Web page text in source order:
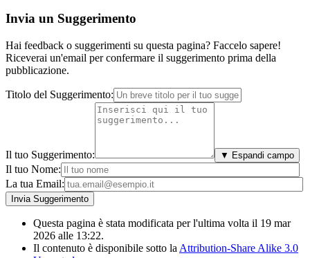
Invia un Suggerimento
Hai feedback o suggerimenti su questa pagina? Faccelo sapere!
Riceverai un'email per confermare il suggerimento prima della
pubblicazione.
Titolo del Suggerimento:
Il tuo Suggerimento: ▼ Espandi campo
Il tuo Nome:
La tua Email:
Questa pagina è stata modificata per l'ultima volta il 19 mar
2026 alle 13:22.
Il contenuto è disponibile sotto la Attribution-Share Alike 3.0